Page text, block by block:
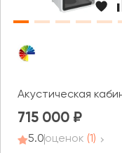
Акустическая
715 000
5.0оценок (1)